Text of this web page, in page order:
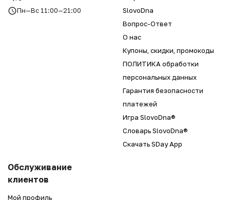
Пн—Вс 11:00—21:00
SlovoDna
Вопрос-Ответ
О нас
Купоны, скидки, промокоды
ПОЛИТИКА обработки
персональных данных
Гарантия безопасности
платежей
Игра SlovoDna®
Словарь SlovoDna®
Скачать SDay App
Обслуживание
клиентов
Мой профиль